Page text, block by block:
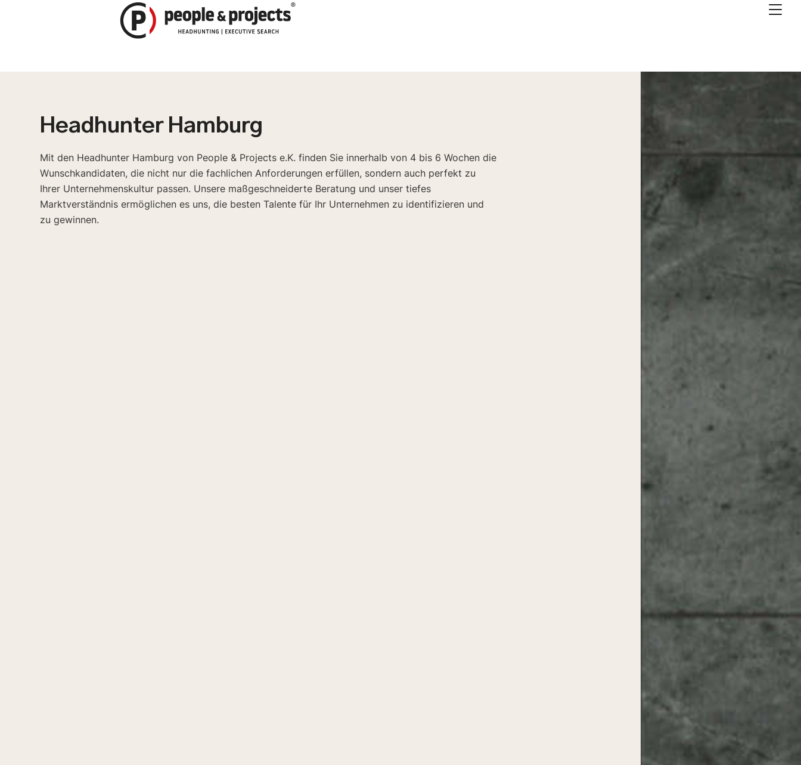
Headhunter Hamburg
Mit den Headhunter Hamburg von People & Projects e.K. finden Sie innerhalb von 4 bis 6 Wochen die
Wunschkandidaten, die nicht nur die fachlichen Anforderungen erfüllen, sondern auch perfekt zu
Ihrer Unternehmenskultur passen. Unsere maßgeschneiderte Beratung und unser tiefes
Marktverständnis ermöglichen es uns, die besten Talente für Ihr Unternehmen zu identifizieren und
zu gewinnen.